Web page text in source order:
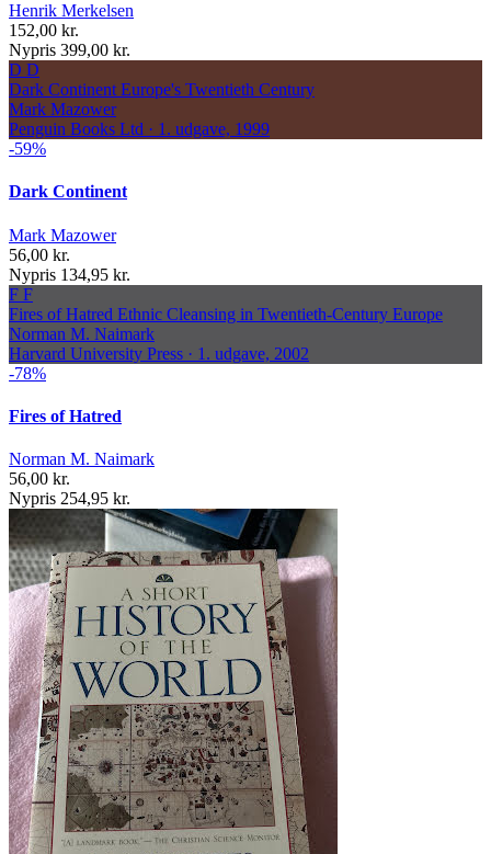
Henrik Merkelsen
152,00 kr.
Nypris 399,00 kr.
D D
Dark Continent Europe's Twentieth Century
Mark Mazower
Penguin Books Ltd · 1. udgave, 1999
-59%
Dark Continent
Mark Mazower
56,00 kr.
Nypris 134,95 kr.
F F
Fires of Hatred Ethnic Cleansing in Twentieth-Century Europe
Norman M. Naimark
Harvard University Press · 1. udgave, 2002
-78%
Fires of Hatred
Norman M. Naimark
56,00 kr.
Nypris 254,95 kr.